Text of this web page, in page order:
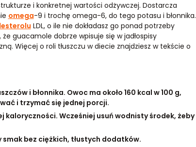
i konkretnej wartości odżywczej. Dostarcza
omega-9 i trochę omega-6, do tego potasu i błonnika.
LDL, o ile nie dokładasz go ponad potrzeby
guacamole dobrze wpisuje się w jadłospisy
Więcej o roli tłuszczu w diecie znajdziesz w tekście o
i błonnika. Owoc ma około 160 kcal w 100 g,
i trzymać się jednej porcji.
Wcześniej usuń wodnisty środek, żeby
bez ciężkich, tłustych dodatków.